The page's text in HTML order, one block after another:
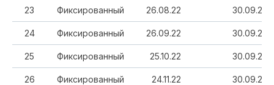
23 Фиксированный 26.08.22 30.09.20
24 Фиксированный 26.09.22 30.09.20
25 Фиксированный 25.10.22 30.09.20
26 Фиксированный 24.11.22 30.09.20